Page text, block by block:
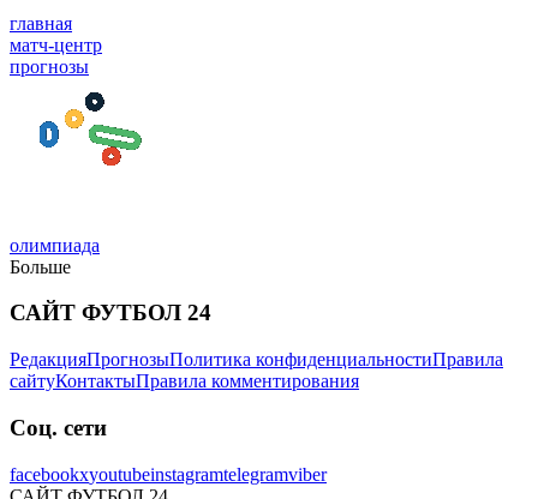
главная
матч-центр
прогнозы
олимпиада
Больше
САЙТ ФУТБОЛ 24
РедакцияПрогнозыПолитика конфиденциальностиПравила
сайтуКонтактыПравила комментирования
Соц. сети
facebookxyoutubeinstagramtelegramviber